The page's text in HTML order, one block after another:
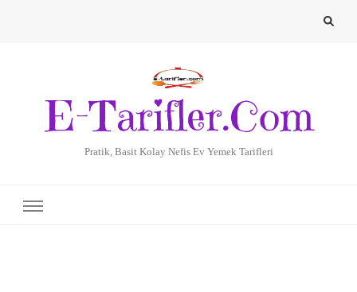
E-Tarifler.Com
Pratik, Basit Kolay Nefis Ev Yemek Tarifleri